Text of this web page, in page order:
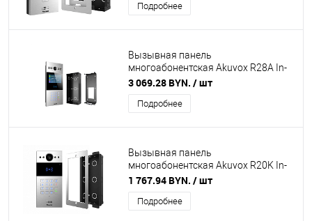
Подробнее
Вызывная панель
многоабонентская Akuvox R28A In-
Wall с коробкой для врезного
монтажа в комплекте
3 069.28 BYN. / шт
Подробнее
Вызывная панель
многоабонентская Akuvox R20K In-
Wall с коробкой для врезного
монтажа в комплекте
1 767.94 BYN. / шт
Подробнее